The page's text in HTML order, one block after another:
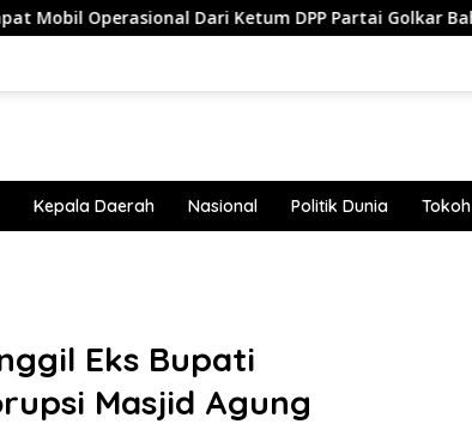
Dari Ketum DPP Partai Golkar Bahlil Lahadalia
Kepala Daerah Nasional Politik Dunia Tokoh
Eks Bupati
Masjid Agung